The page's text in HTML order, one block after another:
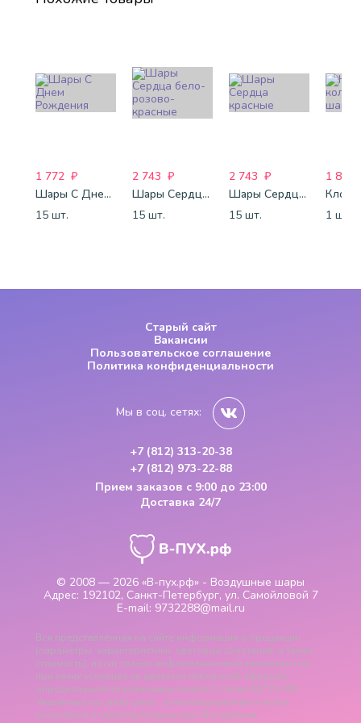
1 772 ₽
Шары С Днем Рождения
15 шт.
2 743 ₽
Шары Сердца бело-розово-красные
15 шт.
2 743 ₽
Шары Сердца красные
15 шт.
1 800
1 шт.
© 2008 — 2026 «В-пух.рф» - Воздушные шары
Адрес: 192102, Санкт-Петербург, ул. Самойловой 7
E-mail: 9732288@mail.ru
Старый сайт
Вакансии
Пользовательское соглашение
Политика конфиденциальности
Мы в соц. сетях:
+7 (812) 313-20-38
+7 (812) 973-22-88
Прием заказов с 9:00 до 23:00
Доставка 24/7
Вся представленная на сайте информация о продукции
(параметры, характеристики, цветовые сочетания, а также
стоимость), носит только информационный характер и ни
при каких условиях не является публичной офертой,
определяемой положениями пункта 2 статьи 437 ГК РФ.
Указанные на сайте цены - рекомендованные и могут
отличаться от действительных цен. Все данные,